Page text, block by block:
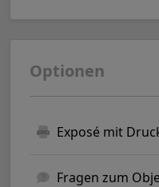
Optionen
Exposé mit
Fragen zum